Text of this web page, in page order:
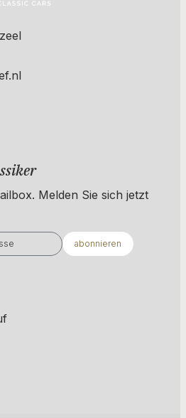
​​​​​​Melden Sie sich jetzt
abonnieren